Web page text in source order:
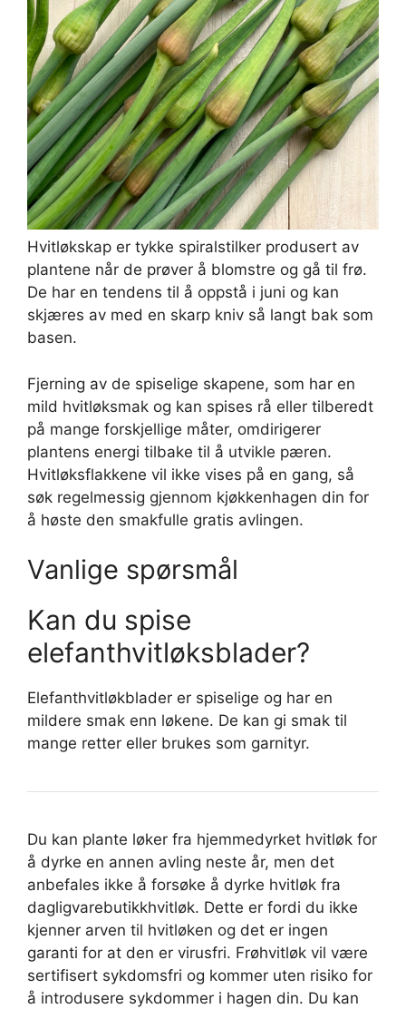
Hvitløkskap er tykke spiralstilker produsert av
plantene når de prøver å blomstre og gå til frø.
De har en tendens til å oppstå i juni og kan
skjæres av med en skarp kniv så langt bak som
basen.
Fjerning av de spiselige skapene, som har en
mild hvitløksmak og kan spises rå eller tilberedt
på mange forskjellige måter, omdirigerer
plantens energi tilbake til å utvikle pæren.
Hvitløksflakkene vil ikke vises på en gang, så
søk regelmessig gjennom kjøkkenhagen din for
å høste den smakfulle gratis avlingen.
Vanlige spørsmål
Kan du spise
elefanthvitløksblader?
Elefanthvitløkblader er spiselige og har en
mildere smak enn løkene. De kan gi smak til
mange retter eller brukes som garnityr.
Du kan plante løker fra hjemmedyrket hvitløk for
å dyrke en annen avling neste år, men det
anbefales ikke å forsøke å dyrke hvitløk fra
dagligvarebutikkhvitløk. Dette er fordi du ikke
kjenner arven til hvitløken og det er ingen
garanti for at den er virusfri. Frøhvitløk vil være
sertifisert sykdomsfri og kommer uten risiko for
å introdusere sykdommer i hagen din. Du kan